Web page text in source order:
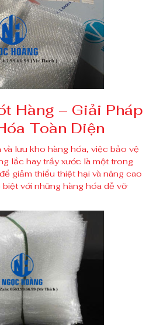
Hàng – Giải Pháp
Toàn Diện
lưu kho hàng hóa, việc bảo vệ
lắc hay trầy xước là một trong
giảm thiểu thiệt hại và nâng cao
với những hàng hóa dễ vỡ